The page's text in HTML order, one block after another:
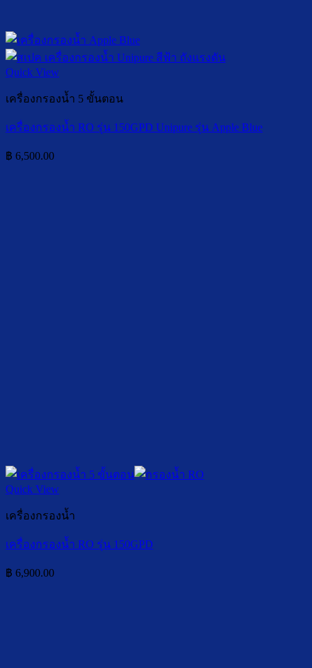
Quick View
เครื่องกรองน้ำ 5 ขั้นตอน
เครื่องกรองน้ำ RO รุ่น 150GPD Unipure รุ่น Apple Blue
฿ 6,500.00
Quick View
เครื่องกรองน้ำ
เครื่องกรองน้ำ RO รุ่น 150GPD
฿ 6,900.00